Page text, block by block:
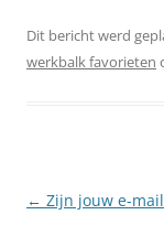
Dit bericht werd
werkbalk favorieten
Berichtnavigatie
← Zijn jouw e-